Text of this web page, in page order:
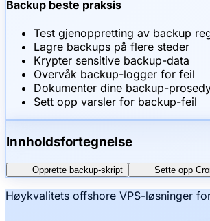
Backup beste praksis
Test gjenoppretting av backup
Lagre backups på flere steder
Krypter sensitive backup-data
Overvåk backup-logger for feil
Dokumenter dine backup-
Sett opp varsler for backup-feil
Innholdsfortegnelse
Opprette backup-skript Sette opp
Høykvalitets offshore VPS-løsninger